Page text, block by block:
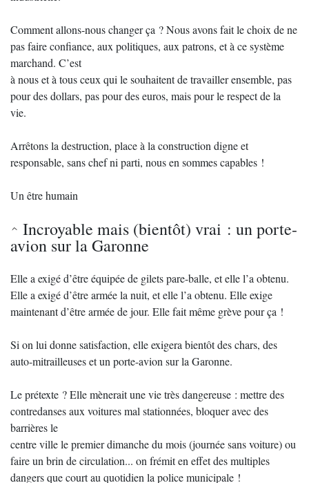
Comment allons-nous changer ça ? Nous avons fait le choix de ne
pas faire confiance, aux politiques, aux patrons, et à ce système
marchand. C’est
à nous et à tous ceux qui le souhaitent de travailler ensemble, pas
pour des dollars, pas pour des euros, mais pour le respect de la
vie.
Arrêtons la destruction, place à la construction digne et
responsable, sans chef ni parti, nous en sommes capables !
Un être humain
Incroyable mais (bientôt) vrai : un porte-
avion sur la Garonne
Elle a exigé d’être équipée de gilets pare-balle, et elle l’a obtenu.
Elle a exigé d’être armée la nuit, et elle l’a obtenu. Elle exige
maintenant d’être armée de jour. Elle fait même grève pour ça !
Si on lui donne satisfaction, elle exigera bientôt des chars, des
auto-mitrailleuses et un porte-avion sur la Garonne.
Le prétexte ? Elle mènerait une vie très dangereuse : mettre des
contredanses aux voitures mal stationnées, bloquer avec des
barrières le
centre ville le premier dimanche du mois (journée sans voiture) ou
faire un brin de circulation... on frémit en effet des multiples
dangers que court au quotidien la police municipale !